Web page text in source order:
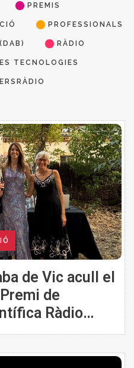
PREMIS
PROFESSIONALS
RÀDIO
TECNOLOGIES
de Vic acull el
de
Ràdio
Pratdesaba